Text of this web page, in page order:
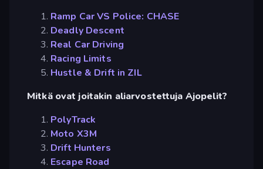
Ramp Car VS Police: CHASE
Deadly Descent
Real Car Driving
Racing Limits
Hustle & Drift in ZIL
Mitkä ovat joitakin aliarvostettuja Ajopelit?
PolyTrack
Moto X3M
Drift Hunters
Escape Road